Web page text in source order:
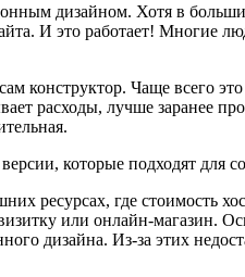
дизайном. Хотя в
И это работает! Многие
конструктор. Чаще всего
расходы, лучше заранее
которые подходят
ресурсах, где стоимость
или онлайн-магазин.
дизайна. Из-за этих